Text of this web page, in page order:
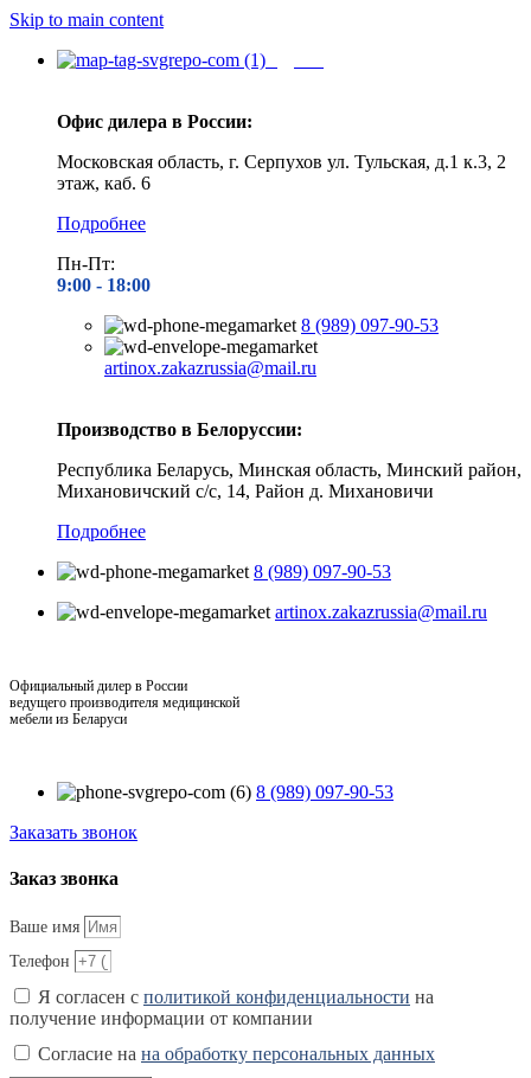
Skip to main content
Офис дилера в России:
Московская область, г. Серпухов ул. Тульская, д.1 к.3, 2
этаж, каб. 6
Подробнее
Пн-Пт:
9:00 - 18:00
8 (989) 097-90-53
artinox.zakazrussia@mail.ru
Производство в Белоруссии:
Республика Беларусь, Минская область, Минский район,
Михановичский с/с, 14, Район д. Михановичи
Подробнее
8 (989) 097-90-53
artinox.zakazrussia@mail.ru
Официальный дилер в России
ведущего производителя медицинской
мебели из Беларуси
8 (989) 097-90-53
Заказать звонок
Заказ звонка
Ваше имя
Телефон
Я согласен с политикой конфиденциальности на
получение информации от компании
Согласие на на обработку персональных данных